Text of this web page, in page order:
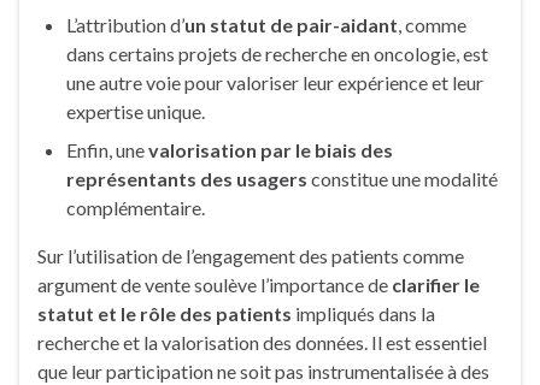
L’attribution d’un statut de pair-aidant, comme
dans certains projets de recherche en oncologie, est
une autre voie pour valoriser leur expérience et leur
expertise unique.
Enfin, unevalorisation par le biais des
représentants des usagers constitue une modalité
complémentaire.
Sur l’utilisation de l’engagement des patients comme
argument de vente soulève l’importance de clarifier le
statut et le rôle des patients impliqués dans la
recherche et la valorisation des données. Il est essentiel
que leur participation ne soit pas instrumentalisée à des